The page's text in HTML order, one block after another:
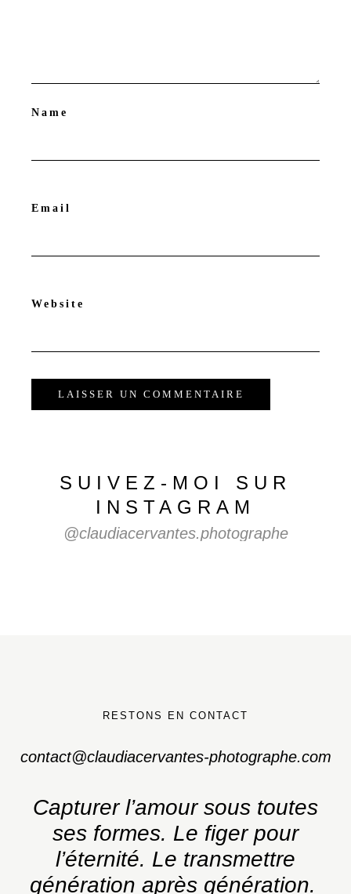
Name
Email
Website
SUIVEZ-MOI
SUR
INSTAGRAM
@claudiacervantes.photographe
RESTONS EN CONTACT
contact@claudiacervantes-photographe.com
Capturer l’amour sous toutes
ses formes. Le figer pour
l’éternité. Le transmettre
génération après génération.